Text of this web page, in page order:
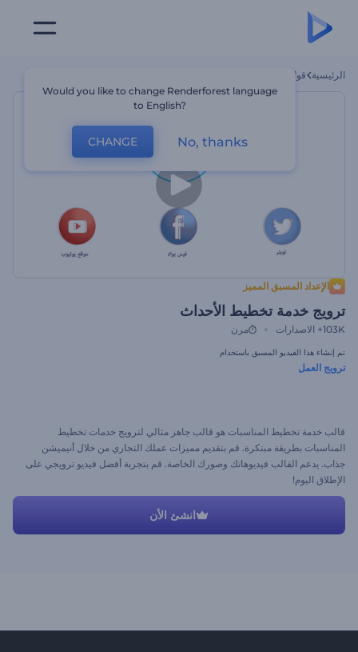
الرئيسية قوالب
الإعداد المسبق المميز
ترويج خدمة تخطيط الأحداث
103K+ الاصدارات مرن
تم إنشاء هذا الفيديو المسبق باستخدام
ترويج العمل
قالب خدمة تخطيط المناسبات هو قالب جاهز مثالي لترويج خدمات تخطيط
المناسبات بطريقة مبتكرة. قم بتقديم مميزات عملك التجاري من خلال أنيميشن
جذاب. يدعم القالب فيديوهاتك وصورك الخاصة. قم بتجربة أفضل فيديو ترويجي على
الإطلاق اليوم!
انشئ الأن
Would you like to change Renderforest language
to English?
CHANGE No, thanks